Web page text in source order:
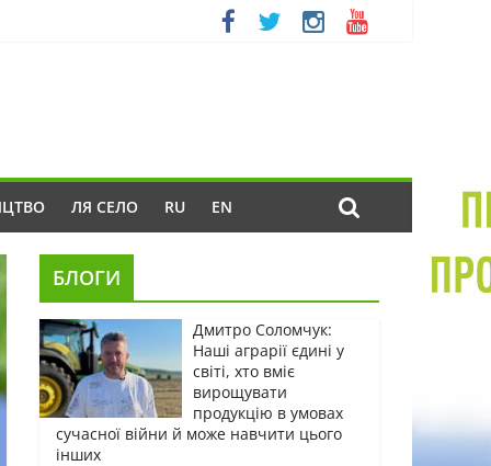
ЛЯ СЕЛО RU EN
БЛОГИ
Дмитро Соломчук:
Наші аграрії єдині у
світі, хто вміє
вирощувати
продукцію в умовах
сучасної війни й може навчити цього
інших